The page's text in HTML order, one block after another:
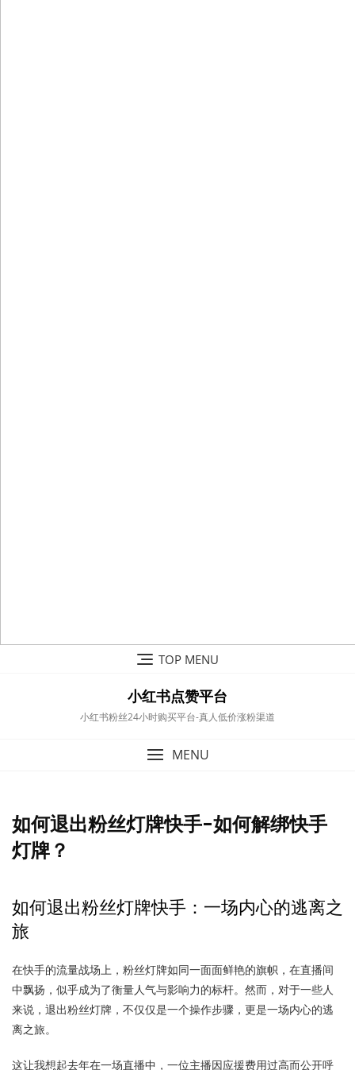
TOP MENU
小红书点赞平台
小红书粉丝24小时购买平台-真人低价涨粉渠道
MENU
如何退出粉丝灯牌快手-如何解绑快手
灯牌？
如何退出粉丝灯牌快手：一场内心的逃离之
旅
在快手的流量战场上，粉丝灯牌如同一面面鲜艳的旗帜，在直播间
中飘扬，似乎成为了衡量人气与影响力的标杆。然而，对于一些人
来说，退出粉丝灯牌，不仅仅是一个操作步骤，更是一场内心的逃
离之旅。
这让我想起去年在一场直播中，一位主播因应援费用过高而公开呼